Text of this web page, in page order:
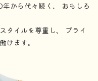
から代々続く、
おもしろ
タイルを尊重し、
プライ
けます。